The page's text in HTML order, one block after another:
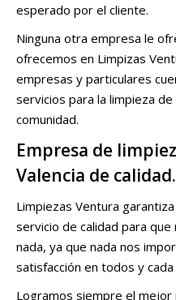
esperado por el cliente.
Ninguna otra empresa le
ofrecemos en Limpizas
empresas y particulares
servicios para la limpieza
comunidad.
Empresa de
Valencia de calidad.
Limpiezas Ventura
servicio de calidad para
nada, ya que nada nos
satisfacción en todos y
Logramos siempre el